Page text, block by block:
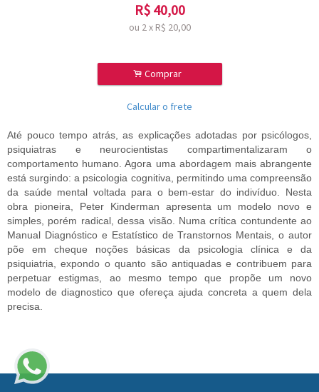
R$ 40,00
ou 2x R$ 20,00
. Comprar
Calcular o frete
Até pouco tempo atrás, as explicações adotadas por psicólogos,
psiquiatras e neurocientistas compartimentalizaram o
comportamento humano. Agora uma abordagem mais abrangente
está surgindo: a psicologia cognitiva, permitindo uma compreensão
da saúde mental voltada para o bem-estar do indivíduo. Nesta
obra pioneira, Peter Kinderman apresenta um modelo novo e
simples, porém radical, dessa visão. Numa crítica contundente ao
Manual Diagnóstico e Estatístico de Transtornos Mentais, o autor
põe em cheque noções básicas da psicologia clínica e da
psiquiatria, expondo o quanto são antiquadas e contribuem para
perpetuar estigmas, ao mesmo tempo que propõe um novo
modelo de diagnostico que ofereça ajuda concreta a quem dela
precisa.